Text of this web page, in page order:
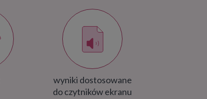
wyniki dostosowane
do czytników ekranu